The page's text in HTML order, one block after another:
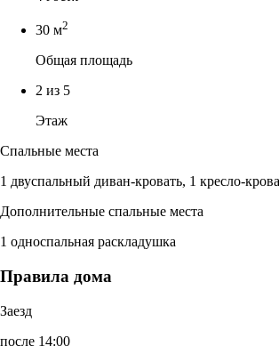
30 м2
Общая площадь
2 из 5
Этаж
Спальные места
1 двуспальный диван-кровать, 1 кресло-
Дополнительные спальные места
1 односпальная раскладушка
Правила дома
Заезд
после 14:00